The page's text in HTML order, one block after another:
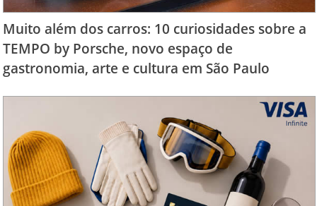
Muito além dos carros: 10 curiosidades sobre a
TEMPO by Porsche, novo espaço de
gastronomia, arte e cultura em São Paulo